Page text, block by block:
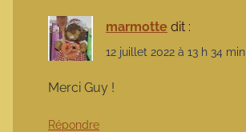
marmotte dit :
12 juillet 2022 à 13 h 34 min
Merci Guy !
Répondre